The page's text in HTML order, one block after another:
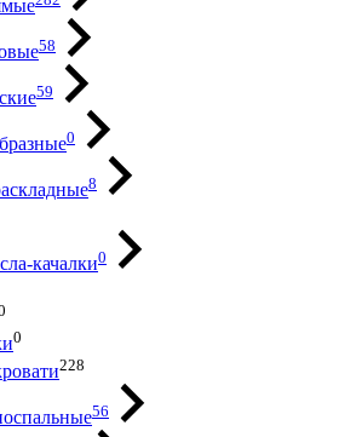
58
59
0
8
качалки0
0
228
56